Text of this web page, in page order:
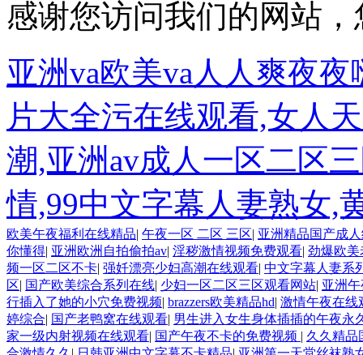
感谢您访问我们的网站
亚洲va欧美va人人爽夜
片大全污在线观看,女人
潮,亚洲av成人一区二区
情,99中文字幕人妻熟女,
欧美午夜福利在线精品| 午夜一区 二区 三区| 亚洲精品国产成
你懂得| 亚洲欧洲自拍偷拍av| 淫秽激情视频免费观看| 劲爆欧美
频一区二区不卡| 强奷漂亮少妇高潮在线观看| 中文字幕人妻系
区| 国产欧美综合系列在线| 少妇一区二区三区观看网站| 亚洲
行插入了她的小穴免费视频| brazzers欧美精品hd| 激情午夜在线
婷综合| 国产老鸭窝在线观看| 男生进入女生身体插插的午夜永
家一级内射视频在线观看| 国产午夜不卡的免费视频 | 久久精品